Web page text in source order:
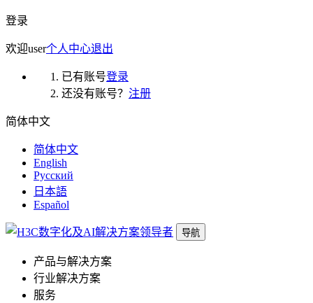
登录
欢迎user个人中心退出
已有账号登录
还没有账号？ 注册
简体中文
简体中文
English
Русский
日本語
Español
导航
产品与解决方案
行业解决方案
服务